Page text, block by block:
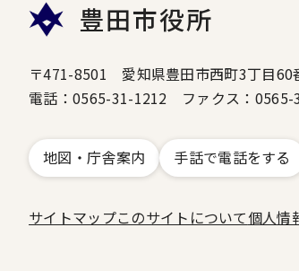
豊田市役所
〒471-8501 愛知県豊田市西町3丁目60
電話：0565-31-1212 ファクス：0565-
地図・庁舎案内 手話で電話をする
サイトマップこのサイトについて個人情